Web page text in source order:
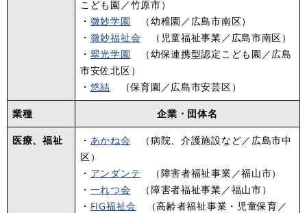
こども園／竹原市）
・ 微妙学園 （幼稚園／広島市南区）
​・ 微妙福祉会 （児童福祉事業／広島市南区）
・ 翠光学園 （幼保連携型認定こども園／広島
市安佐北区）
・ 悠結 （保育園／広島市安芸区）
業種 企業・団体名
医療、福祉 ・ あかね会 （病院、介護施設など／広島市中
区）
・ アンダンテ （障害者福祉事業／福山市）
・ 一れつ会 （障害者福祉事業／福山市）
・ FIG福祉会 （高齢者福祉事業・児童保育／